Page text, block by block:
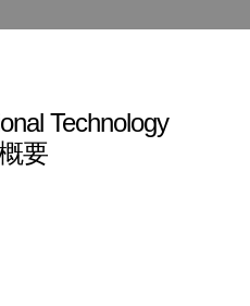
Technology
要